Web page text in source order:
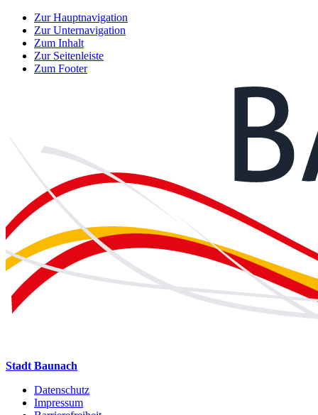
Zur Hauptnavigation
Zur Unternavigation
Zum Inhalt
Zur Seitenleiste
Zum Footer
Stadt Baunach
Datenschutz
Impressum